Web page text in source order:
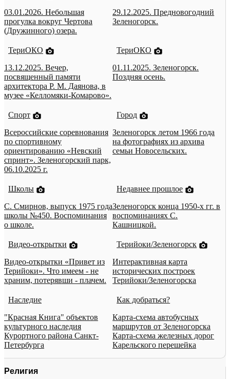
03.01.2026. Небольшая
прогулка вокруг Чертова
(Дружинного) озера.
29.12.2025. Предновогодний
Зеленогорск.
ТериОКО
13.12.2025. Вечер,
посвященный памяти
архитектора Р. М. Даянова, в
музее «Келломяки-Комарово».
ТериОКО
01.11.2025. Зеленогорск.
Поздняя осень.
Спорт
Всероссийские соревнования
по спортивному
ориентированию «Невский
спринт». Зеленогорский парк,
06.10.2025 г.
Город
Зеленогорск летом 1966 года
на фотографиях из архива
семьи Новосельских.
Школы
С. Смирнов, выпуск 1975 года
школы №450. Воспоминания
о школе.
Недавнее прошлое
Зеленогорск конца 1950-х гг. в
воспоминаниях С.
Кашницкой.
Видео-открытки
Видео-открытки «Привет из
Терийоки». Что имеем - не
храним, потерявши - плачем.
Терийоки/Зеленогорск
Интерактивная карта
исторических построек
Терийоки/Зеленогорска
Наследие
"Красная Книга" объектов
культурного наследия
Курортного района Санкт-
Петербурга
Как добраться?
Карта-схема автобусных
маршрутов от Зеленогорска
Карта-схема железных дорог
Карельского перешейка
Религия